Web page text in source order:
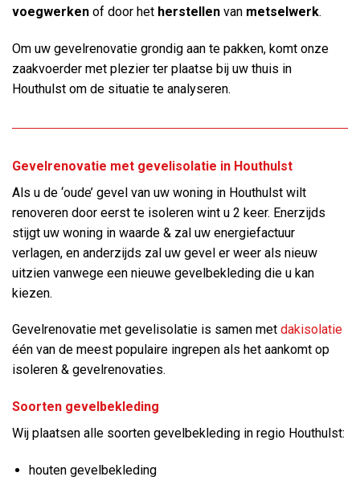
voegwerken of door het herstellen van metselwerk.
Om uw gevelrenovatie grondig aan te pakken, komt onze
zaakvoerder met plezier ter plaatse bij uw thuis in
Houthulst om de situatie te analyseren.
Gevelrenovatie met gevelisolatie in Houthulst
Als u de ‘oude’ gevel van uw woning in Houthulst wilt
renoveren door eerst te isoleren wint u 2 keer. Enerzijds
stijgt uw woning in waarde & zal uw energiefactuur
verlagen, en anderzijds zal uw gevel er weer als nieuw
uitzien vanwege een nieuwe gevelbekleding die u kan
kiezen.
Gevelrenovatie met gevelisolatie is samen met dakisolatie
één van de meest populaire ingrepen als het aankomt op
isoleren & gevelrenovaties.
Soorten gevelbekleding
Wij plaatsen alle soorten gevelbekleding in regio Houthulst:
houten gevelbekleding